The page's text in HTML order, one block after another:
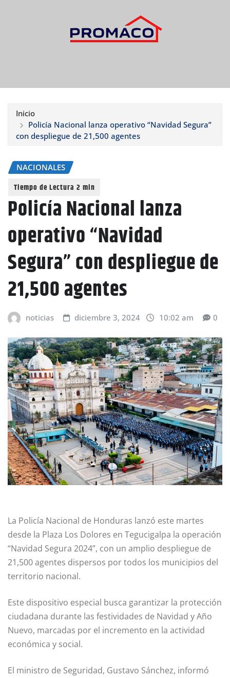
Inicio
Policía Nacional lanza operativo “Navidad Segura”
con despliegue de 21,500 agentes
NACIONALES
Policía Nacional lanza
operativo “Navidad
Segura” con despliegue de
21,500 agentes
noticias diciembre 3, 2024 10:02 am 0
La Policía Nacional de Honduras lanzó este martes
desde la Plaza Los Dolores en Tegucigalpa la operación
“Navidad Segura 2024”, con un amplio despliegue de
21,500 agentes dispersos por todos los municipios del
territorio nacional.
Este dispositivo especial busca garantizar la protección
ciudadana durante las festividades de Navidad y Año
Nuevo, marcadas por el incremento en la actividad
económica y social.
El ministro de Seguridad, Gustavo Sánchez, informó